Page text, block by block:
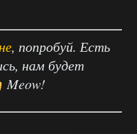
, попробуй. Есть
нам будет
Meow!